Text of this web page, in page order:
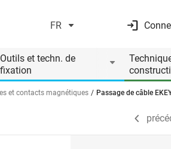
FR
Outils et techn. de
fixation
et contacts magnétiques Passage de câble